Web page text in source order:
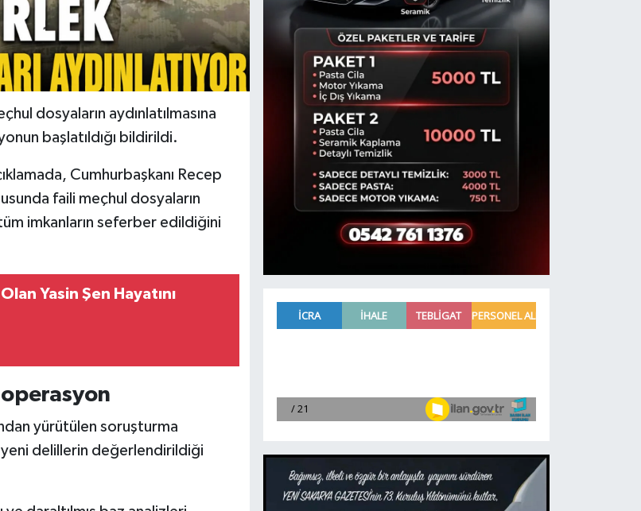
dosyaların aydınlatılmasına
başlatıldığı bildirildi.
Cumhurbaşkanı Recep
faili meçhul dosyaların
imkanların seferber edildiğini
Yasin Şen Hayatını
yürütülen soruşturma
yeni delillerin değerlendirildiği